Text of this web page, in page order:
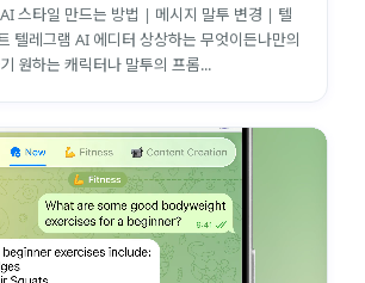
스타일 만드는 방법 | 메시지 말투 변경 | 텔
텔레그램 AI 에디터 상상하는 무엇이든나만의
원하는 캐릭터나 말투의 프롬...